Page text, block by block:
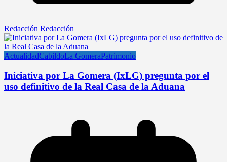
Redacción Redacción
ActualidadCabildoLa GomeraPatrimonio
Iniciativa por La Gomera (IxLG) pregunta por el
uso definitivo de la Real Casa de la Aduana